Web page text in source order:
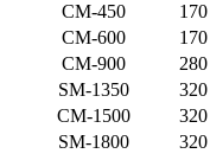
СМ-450
170
СМ-600
170
СМ-900
280
SM-1350
320
СМ-1500
320
SM-1800
320